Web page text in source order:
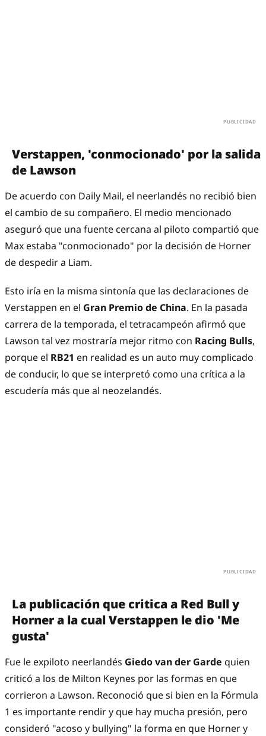
Verstappen, 'conmocionado' por la salida
de Lawson
De acuerdo con Daily Mail, el neerlandés no recibió bien
el cambio de su compañero. El medio mencionado
aseguró que una fuente cercana al piloto compartió que
Max estaba "conmocionado" por la decisión de Horner
de despedir a Liam.
Esto iría en la misma sintonía que las declaraciones de
Verstappen en el Gran Premio de China. En la pasada
carrera de la temporada, el tetracampeón afirmó que
Lawson tal vez mostraría mejor ritmo con Racing Bulls,
porque el RB21 en realidad es un auto muy complicado
de conducir, lo que se interpretó como una crítica a la
escudería más que al neozelandés.
La publicación que critica a Red Bull y
Horner a la cual Verstappen le dio 'Me
gusta'
Fue le expiloto neerlandés Giedo van der Garde quien
criticó a los de Milton Keynes por las formas en que
corrieron a Lawson. Reconoció que si bien en la Fórmula
1 es importante rendir y que hay mucha presión, pero
consideró "acoso y bullying" la forma en que Horner y